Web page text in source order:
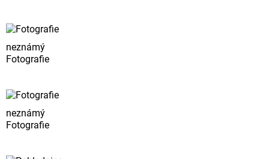
neznámý
Fotografie
neznámý
Fotografie